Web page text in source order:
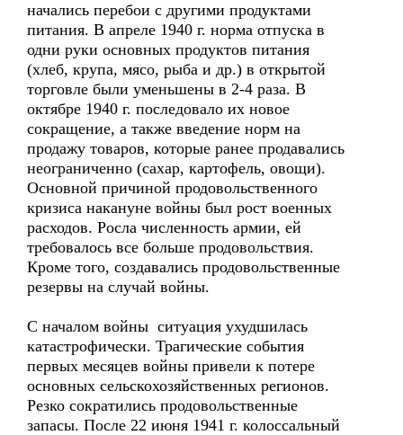
начались перебои с другими продуктами
питания. В апреле 1940 г. норма отпуска в
одни руки основных продуктов питания
(хлеб, крупа, мясо, рыба и др.) в открытой
торговле были уменьшены в 2-4 раза. В
октябре 1940 г. последовало их новое
сокращение, а также введение норм на
продажу товаров, которые ранее продавались
неограниченно (сахар, картофель, овощи).
Основной причиной продовольственного
кризиса накануне войны был рост военных
расходов. Росла численность армии, ей
требовалось все больше продовольствия.
Кроме того, создавались продовольственные
резервы на случай войны.
С началом войны ситуация ухудшилась
катастрофически. Трагические события
первых месяцев войны привели к потере
основных сельскохозяйственных регионов.
Резко сократились продовольственные
запасы. После 22 июня 1941 г. колоссальный